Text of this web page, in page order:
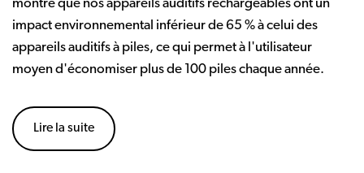
montre que nos appareils auditifs rechargeables ont un
impact environnemental inférieur de 65 % à celui des
appareils auditifs à piles, ce qui permet à l'utilisateur
moyen d'économiser plus de 100 piles chaque année.
Lire la suite